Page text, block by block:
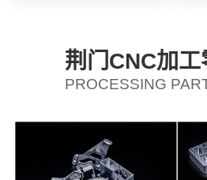
荆门CNC加
PROCESSING